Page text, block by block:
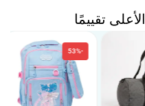
الأعلى تقييمًا